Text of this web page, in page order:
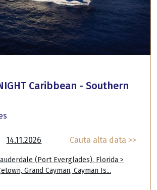
Caribbean - Southern
14.11.2026 Cauta alta data >>
(Port Everglades), Florida >
Grand Cayman, Cayman Is...